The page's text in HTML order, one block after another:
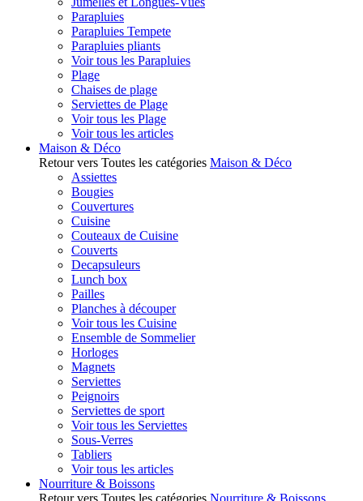
Parapluies
Parapluies Tempete
Parapluies pliants
Voir tous les Parapluies
Plage
Chaises de plage
Serviettes de Plage
Voir tous les Plage
Voir tous les articles
Maison & Déco
Retour vers Toutes les catégories Maison & Déco
Assiettes
Bougies
Couvertures
Cuisine
Couteaux de Cuisine
Couverts
Decapsuleurs
Lunch box
Pailles
Planches à découper
Voir tous les Cuisine
Ensemble de Sommelier
Horloges
Magnets
Serviettes
Peignoirs
Serviettes de sport
Voir tous les Serviettes
Sous-Verres
Tabliers
Voir tous les articles
Nourriture & Boissons
Retour vers Toutes les catégories Nourriture & Boissons